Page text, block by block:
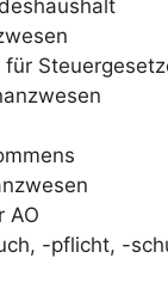
AO
-pflicht, -